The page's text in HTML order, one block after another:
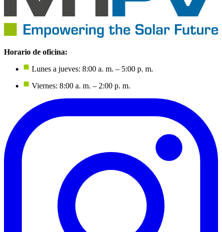
Horario de oficina:
Lunes a jueves: 8:00 a. m. – 5:00 p. m.
Viernes: 8:00 a. m. – 2:00 p. m.